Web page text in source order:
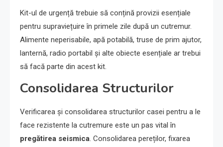
Kit-ul de urgență trebuie să conțină provizii esențiale
pentru supraviețuire în primele zile după un cutremur.
Alimente neperisabile, apă potabilă, truse de prim ajutor,
lanternă, radio portabil și alte obiecte esențiale ar trebui
să facă parte din acest kit.
Consolidarea Structurilor
Verificarea și consolidarea structurilor casei pentru a le
face rezistente la cutremure este un pas vital în
pregătirea seismica. Consolidarea pereților, fixarea